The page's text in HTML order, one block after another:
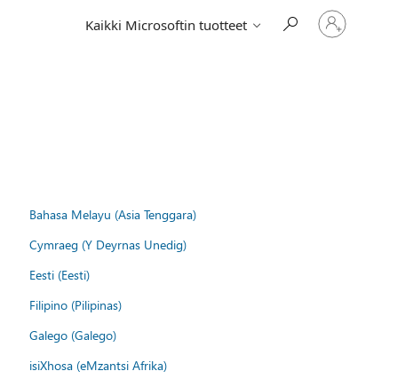
Kaikki Microsoftin tuotteet
Kirjaudu
sisään
tilille
Bahasa Melayu (Asia Tenggara)
Cymraeg (Y Deyrnas Unedig)
Eesti (Eesti)
Filipino (Pilipinas)
Galego (Galego)
isiXhosa (eMzantsi Afrika)